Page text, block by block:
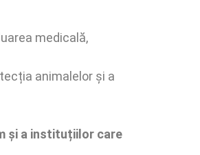
medicală,
animalelor și a
și a instituțiilor care